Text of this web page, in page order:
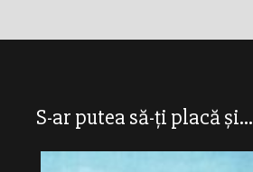
S-ar putea să-ți placă și...